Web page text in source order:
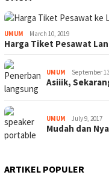
UMUM March 10, 2019
Harga Tiket Pesawat
UMUM September
Asiiik,
UMUM July 9, 2017
Mudah dan
ARTIKEL POPULER